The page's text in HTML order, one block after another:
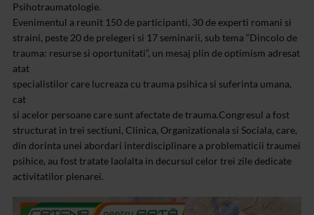
Psihotraumatologie.
Evenimentul a reunit 150 de participanti, 30 de experti romani si
straini, peste 20 de prelegeri si 17 seminarii, sub tema “Dincolo de
trauma: resurse si oportunitati”, un mesaj plin de optimism adresat
atat
specialistilor care lucreaza cu trauma psihica si suferinta umana,
cat
si acelor persoane care sunt afectate de trauma.Congresul a fost
structurat in trei sectiuni, Clinica, Organizationala si Sociala, care,
din dorinta unei abordari interdisciplinare a problematicii traumei
psihice, au fost tratate laolalta in decursul celor trei zile dedicate
activitatilor plenarei.